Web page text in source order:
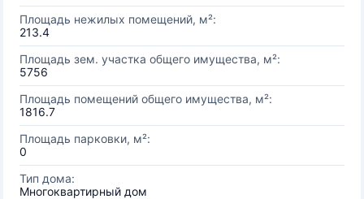
Площадь нежилых помещений, м²:
213.4
Площадь зем. участка общего имущества, м²:
5756
Площадь помещений общего имущества, м²:
1816.7
Площадь парковки, м²:
0
Тип дома:
Многоквартирный дом